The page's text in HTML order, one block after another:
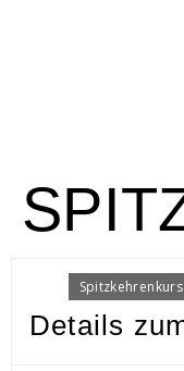
Spitzkehrenkurs
Details